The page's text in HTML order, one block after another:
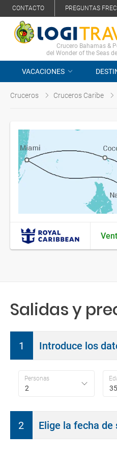
CONTACTO PREGUNTAS
Crucero Bahamas &
del Wonder of the Seas
VACACIONES
Cruceros Cruceros Caribe
Salidas y
1 Introduce los
Personas
2 35
2 Elige la fecha